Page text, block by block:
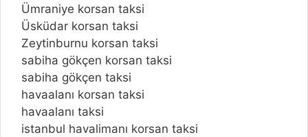
Ümraniye korsan taksi
Üsküdar korsan taksi
Zeytinburnu korsan taksi
sabiha gökçen korsan taksi
sabiha gökçen taksi
havaalanı korsan taksi
havaalanı taksi
istanbul havalimanı korsan taksi